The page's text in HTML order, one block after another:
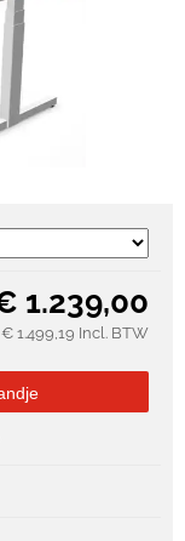
1.239,00
€ 1.499,19 Incl. BTW